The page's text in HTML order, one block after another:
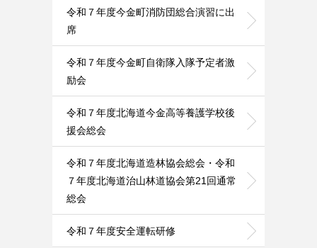
令和７年度今金町消防団総合演習に出
席
令和７年度今金町自衛隊入隊予定者激
励会
令和７年度北海道今金高等養護学校後
援会総会
令和７年度北海道造林協会総会・令和
７年度北海道治山林道協会第21回通常
総会
令和７年度安全運転研修